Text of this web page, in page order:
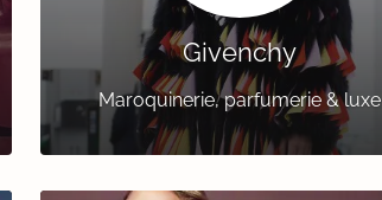
Givenchy
Maroquinerie, parfumerie & luxe